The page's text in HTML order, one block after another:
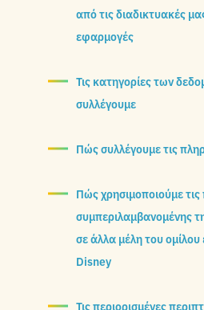
από τις διαδικτυακές
εφαρμογές
Τις κατηγορίες των
συλλέγουμε
Πώς συλλέγουμε τις
Πώς χρησιμοποιούμε
συμπεριλαμβανομένης
σε άλλα μέλη του
Disney
Τις περιορισμένες